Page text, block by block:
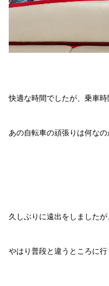
快適な時間でしたが、乗車時
あの自転車の頑張りは何なの
久しぶりに遠出をしましたが
やはり普段と違うところに行